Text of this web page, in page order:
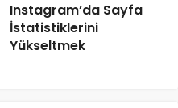
Instagram’da Sayfa
İstatistiklerini
Yükseltmek